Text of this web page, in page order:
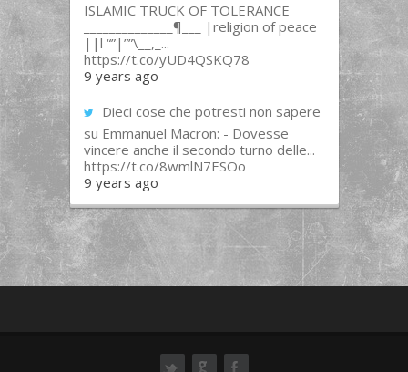
ISLAMIC TRUCK OF TOLERANCE
______________¶___ |religion of peace
||l “”|””\__,_...
https://t.co/yUD4QSKQ78
9 years ago
Dieci cose che potresti non sapere
su Emmanuel Macron: - Dovesse
vincere anche il secondo turno delle...
https://t.co/8wmlN7ESOo
9 years ago